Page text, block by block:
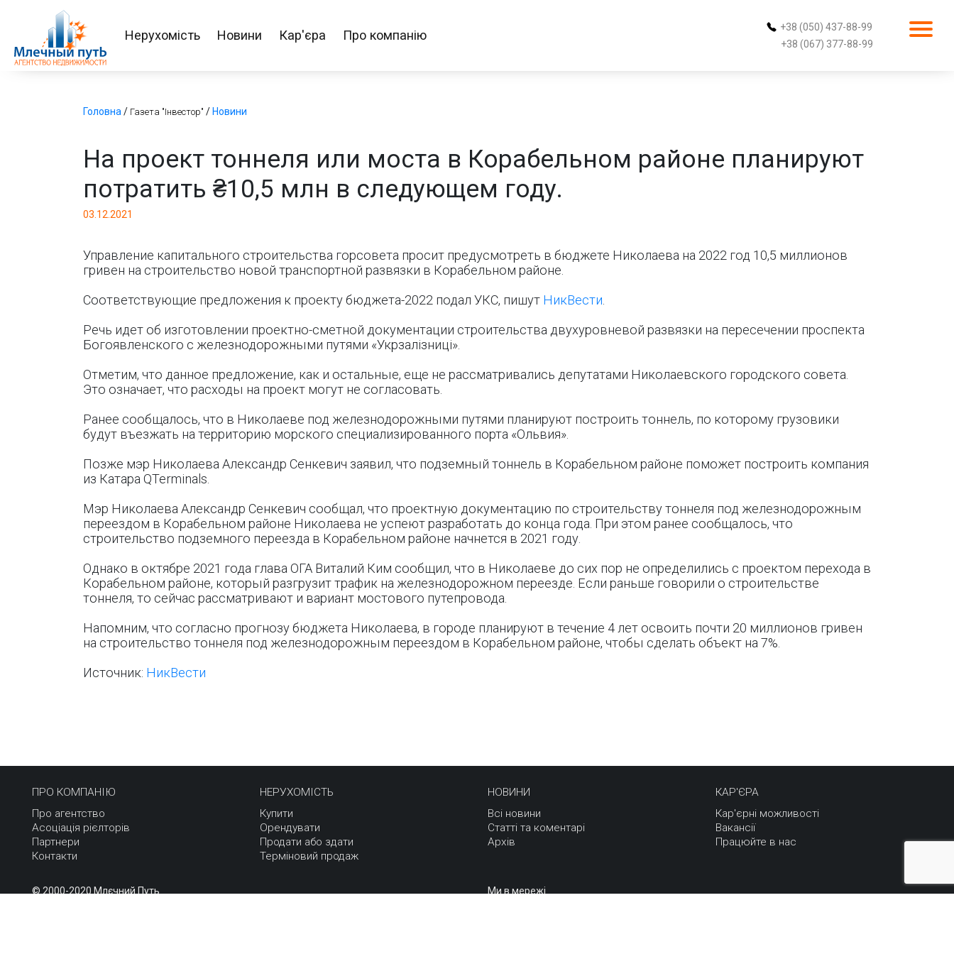
Нерухомість Новини Кар'єра Про компанію
+38 (050) 437-88-99
+38 (067) 377-88-99
Головна / Газета "Інвестор" / Новини
На проект тоннеля или моста в Корабельном районе планируют
потратить ₴10,5 млн в следующем году.
03.12.2021
Управление капитального строительства горсовета просит предусмотреть в бюджете Николаева на 2022 год 10,5 миллионов
гривен на строительство новой транспортной развязки в Корабельном районе.
Соответствующие предложения к проекту бюджета-2022 подал УКС, пишут НикВести
Речь идет об изготовлении проектно-сметной документации строительства двухуровневой развязки на пересечении проспекта
Богоявленского с железнодорожными путями «Укрзалiзницi».
Отметим, что данное предложение, как и остальные, еще не рассматривались депутатами Николаевского городского совета.
Это означает, что расходы на проект могут не согласовать.
Ранее сообщалось, что в Николаеве под железнодорожными путями планируют построить тоннель, по которому грузовики
будут въезжать на территорию морского специализированного порта «Ольвия».
Позже мэр Николаева Александр Сенкевич заявил, что подземный тоннель в Корабельном районе поможет построить компания
из Катара QTerminals.
Мэр Николаева Александр Сенкевич сообщал, что проектную документацию по строительству тоннеля под железнодорожным
переездом в Корабельном районе Николаева не успеют разработать до конца года. При этом ранее сообщалось, что
строительство подземного переезда в Корабельном районе начнется в 2021 году.
Однако в октябре 2021 года глава ОГА Виталий Ким сообщил, что в Николаеве до сих пор не определились с проектом перехода в
Корабельном районе, который разгрузит трафик на железнодорожном переезде. Если раньше говорили о строительстве
тоннеля, то сейчас рассматривают и вариант мостового путепровода.
Напомним, что согласно прогнозу бюджета Николаева, в городе планируют в течение 4 лет освоить почти 20 миллионов гривен
на строительство тоннеля под железнодорожным переездом в Корабельном районе, чтобы сделать объект на 7%.
Источник: НикВести
ПРО КОМПАНІЮ
Про агентство
Асоціація рієлторів
Партнери
Контакти
НЕРУХОМІСТЬ
Купити
Орендувати
Продати або здати
Терміновий продаж
НОВИНИ
Всі новини
Статті та коментарі
Архів
КАР'ЄРА
Кар'єрні можливості
Вакансії
Працюйте в нас
© 2000-2020 Млєчний Путь Ми в мережі